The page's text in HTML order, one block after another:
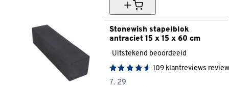
Stonewish stapelblok
antraciet 15 x 15 x 60 cm
Uitstekend beoordeeld
109 klantreviews
7. 29